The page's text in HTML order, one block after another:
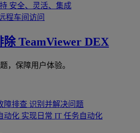
安全、灵活、集成
程车间访问
除 TeamViewer DEX
，保障用户体验。
障排查 识别并解决问题
动化 实现日常 IT 任务自动化